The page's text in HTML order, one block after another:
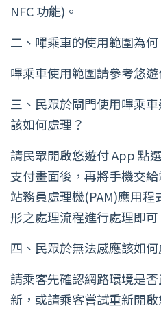
NFC 功能)。
二、嗶乘車的使用範圍為何
嗶乘車使用範圍請參考悠遊
三、民眾於閘門使用嗶乘
該如何處理？
請民眾開啟悠遊付 App 點
支付畫面後，再將手機交
站務員處理機(PAM)應用
形之處理流程進行處理即可
四、民眾於無法感應該如何
請乘客先確認網路環境是
新，或請乘客嘗試重新開